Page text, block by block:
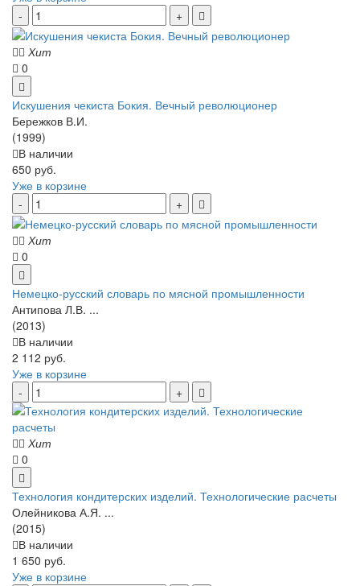
Хит
0
Искушения чекиста Бокия. Вечный революционер
Бережков В.И.
(1999)
В наличии
650 руб.
Уже в корзине
Хит
0
Немецко-русский словарь по мясной промышленности
Антипова Л.В. ...
(2013)
В наличии
2 112 руб.
Уже в корзине
Хит
0
Технология кондитерских изделий. Технологические расчеты
Олейникова А.Я. ...
(2015)
В наличии
1 650 руб.
Уже в корзине